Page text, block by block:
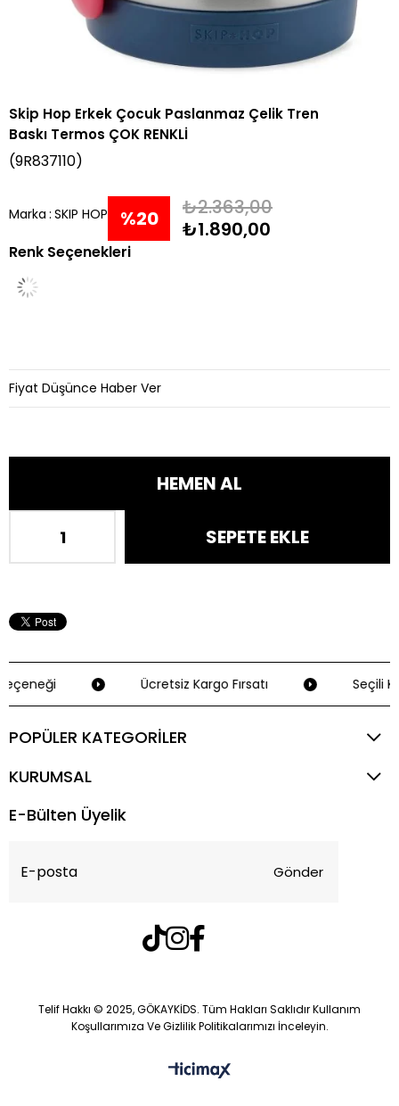
Skip Hop Erkek Çocuk Paslanmaz Çelik Tren
Baskı Termos ÇOK RENKLİ
(9R837110)
Marka : SKIP HOP %20
İndirim
₺2.363,00
₺1.890,00
Renk Seçenekleri
Fiyat Düşünce Haber Ver
Ücretsiz Kargo Fırsatı Seçili
POPÜLER KATEGORİLER
KURUMSAL
E-Bülten Üyelik
Gönder
Telif Hakkı © 2025, GÖKAYKİDS. Tüm Hakları Saklıdır Kullanım
Koşullarımıza Ve Gizlilik Politikalarımızı İnceleyin.